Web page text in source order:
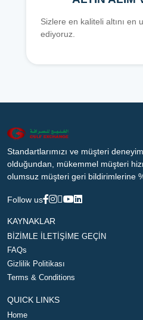
Sizlere en kaliteli altını en
ediyoruz.
Standartlarımızı ve müşteri
olduğundan, mükemmel müşteri
olumsuz müşteri geri bildirimlerine
Follow us
KAYNAKLAR
BİZİMLE İLETİŞİME GEÇİN
FAQs
Gizlilik Politikası
Terms & Conditions
QUICK LINKS
Home